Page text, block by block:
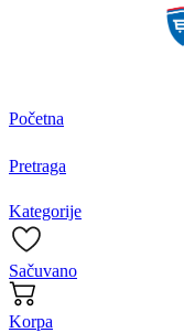
Početna
Pretraga
Kategorije
Sačuvano
Korpa